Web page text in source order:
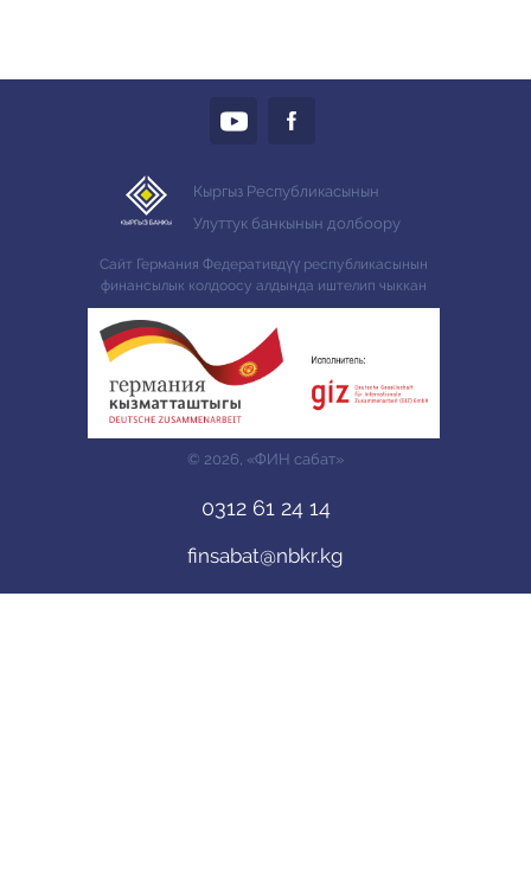
Кыргыз Республикасынын
Улуттук банкынын долбоору
Сайт Германия Федеративдүү республикасынын
финансылык колдоосу алдында иштелип чыккан
© 2026, «ФИН сабат»
0312 61 24 14
finsabat@nbkr.kg